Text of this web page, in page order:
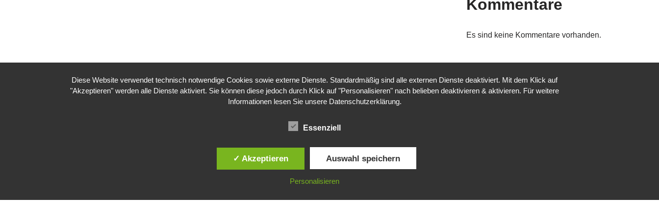
Kommentare
Es sind keine Kommentare vorhanden.
Gesellschaft für ökologische Forschung e.V.
Diese Website verwendet technisch notwendige Cookies sowie externe Dienste. Standardmäßig sind alle externen Dienste deaktiviert. Mit dem Klick auf
"Akzeptieren" werden alle Dienste aktiviert. Sie können diese jedoch durch Klick auf "Personalisieren" nach belieben deaktivieren & aktivieren. Für weitere
Informationen lesen Sie unsere Datenschutzerklärung.
Essenziell
✓ Akzeptieren Auswahl speichern
Personalisieren